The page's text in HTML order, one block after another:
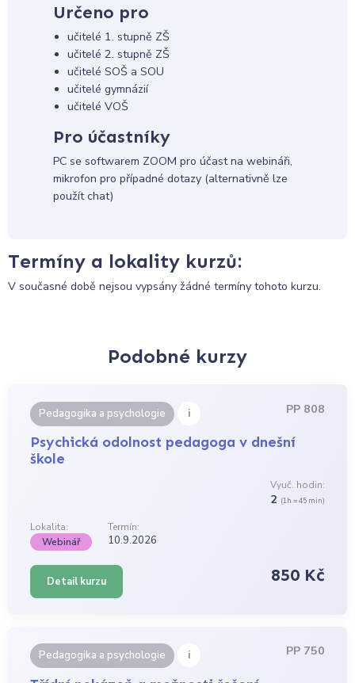
Určeno pro
učitelé 1. stupně ZŠ
učitelé 2. stupně ZŠ
učitelé SOŠ a SOU
učitelé gymnázií
učitelé VOŠ
Pro účastníky
PC se softwarem ZOOM pro účast na webináři,
mikrofon pro případné dotazy (alternativně lze
použít chat)
Termíny a lokality kurzů:
V současné době nejsou vypsány žádné termíny tohoto kurzu.
Podobné kurzy
Pedagogika a psychologie i PP 808
Psychická odolnost pedagoga v dnešní
škole
Vyuč. hodin:
2 (1h = 45 min)
Lokalita:
Termín:
Webinář
10.9.2026
Detail kurzu 850 Kč
Pedagogika a psychologie i PP 750